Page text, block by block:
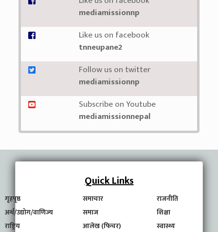
mediamissionnp
Like us on facebook
tnneupane2
Follow us on twitter
mediamissionnp
Subscribe on Youtube
mediamissionnepal
Quick Links
गृहपृष्ठ समाचार
राजनीति
अर्थ/उद्योग/वाणिज्य
समाज
शिक्षा
राष्ट्रिय
आलेख (फिचर)
स्वास्थ्य